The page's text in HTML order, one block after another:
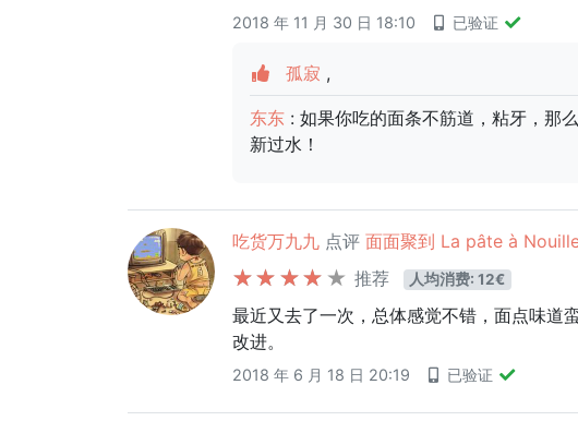
2018 年 11 月 30 日 18:10 已验证
孤寂 ,
东东 : 如果你吃的面条不筋道，粘牙，那
新过水！
吃货万九九 点评 面面聚到 La pâte à
推荐
人均消费: 12€
最近又去了一次，总体感觉不错，面点味道
改进。
2018 年 6 月 18 日 20:19 已验证